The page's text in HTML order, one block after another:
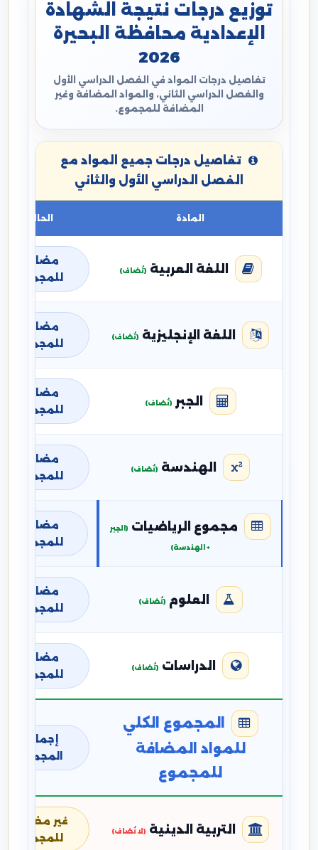
توزيع درجات نتيجة الشهادة
الإعدادية محافظة البحيرة
2026
تفاصيل درجات المواد في الفصل الدراسي الأول
والفصل الدراسي الثاني، والمواد المضافة وغير
المضافة للمجموع.
تفاصيل درجات جميع المواد مع
الفصل الدراسي الأول والثاني
المادة الحالة
اللغة العربية (تُضاف)
مضافة
للمجموع
اللغة الإنجليزية (تُضاف)
مضافة
للمجموع
الجبر (تُضاف)
مضافة
للمجموع
الهندسة (تُضاف)
مضافة
للمجموع
مجموع الرياضيات (الجبر
+ الهندسة)
مضافة
للمجموع
العلوم (تُضاف)
مضافة
للمجموع
الدراسات (تُضاف)
مضافة
للمجموع
المجموع الكلي
للمواد المضافة
للمجموع
إجمالي
المجموع
التربية الدينية (لا تُضاف)
غير مضافة
للمجموع